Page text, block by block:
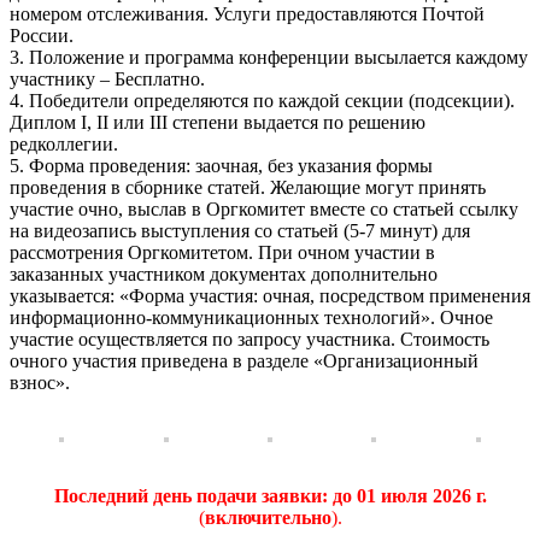
номером отслеживания. Услуги предоставляются Почтой
России.
3. Положение и программа конференции высылается каждому
участнику – Бесплатно.
4. Победители определяются по каждой секции (подсекции).
Диплом I, II или III степени выдается по решению
редколлегии.
5. Форма проведения: заочная, без указания формы
проведения в сборнике статей. Желающие могут принять
участие очно, выслав в Оргкомитет вместе со статьей ссылку
на видеозапись выступления со статьей (5-7 минут) для
рассмотрения Оргкомитетом. При очном участии в
заказанных участником документах дополнительно
указывается: «Форма участия: очная, посредством применения
информационно-коммуникационных технологий». Очное
участие осуществляется по запросу участника. Стоимость
очного участия приведена в разделе «Организационный
взнос».
Последний день подачи заявки: до 01 июля 2026 г.
(включительно).